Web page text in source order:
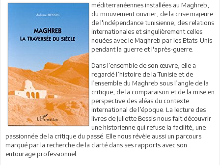
méditerranéennes installées au Maghreb,
du mouvement ouvrier, de la crise majeure
de l'indépendance tunisienne, des relations
internationales et singulièrement celles
nouées avec le Maghreb par les Etats-Unis
pendant la guerre et l'après-guerre.
Dans l’ensemble de son œuvre, elle a
regardé l’histoire de la Tunisie et de
l’ensemble du Maghreb sous l’angle de la
critique, de la comparaison et de la mise en
perspective des aléas du contexte
international de l’époque. La lecture des
livres de Juliette Bessis nous fait découvrir
une historienne qui refuse la facilité, une
passionnée de la critique du passé. Elle nous révèle aussi un parcours
marqué par la recherche de la clarté dans ses rapports avec son
entourage professionnel.